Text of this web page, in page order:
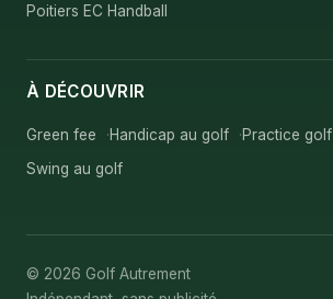
Poitiers EC Handball
À DÉCOUVRIR
Green fee Handicap au golf Practice golf
Swing au golf
© 2026 Golf Autrement